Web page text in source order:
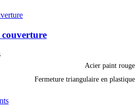
Acier paint rouge
Fermeture triangulaire en plastique